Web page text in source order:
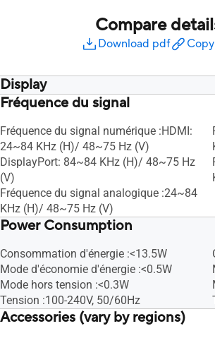
Compare
Download pdf
Display
Panel Size (inch) : 23.8
Display Viewing Area (H x V) : 527.04 x
296.46 mm
Display Surface : Anti-Glare
Backlight Type : LED
Panel Type : IPS
Viewing Angle (CR≧10, H/V) : 178°/
178°
Resolution : 1920x1080
Brightness (Typ.) : 300cd/㎡
Contrast Ratio (Typ.) : 1000:1
Display Colors : 16.7M
Response Time : 5ms(GTG)
Fréquence du signal
Fréquence du signal numérique :HDMI:
24~84 KHz (H)/ 48~75 Hz (V)
DisplayPort: 84~84 KHz (H)/ 48~75 Hz
(V)
Fréquence du signal analogique :24~84
KHz (H)/ 48~75 Hz (V)
Power Consumption
Consommation d'énergie :<13.5W
Mode d'économie d'énergie :<0.5W
Mode hors tension :<0.3W
Tension :100-240V, 50/60Hz
Accessories (vary by regions)